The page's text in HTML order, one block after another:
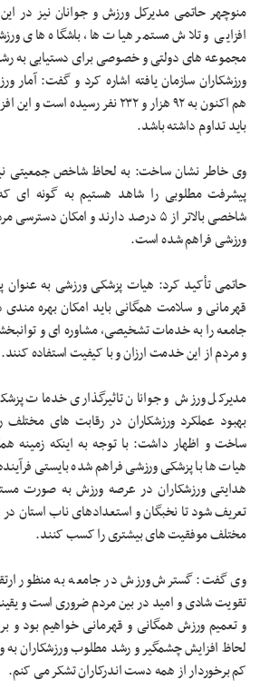
منوچهر حاتمی مدیرکل ورزش و جوانان نیز در
افزایی و تلاش مستمر هیات ها، باشگاه های
ورزشکاران سازمان یافته اشاره کرد و گفت: آمار
هم اکنون به ٩٢ هزار و ٢٣٢ نفر رسیده
باید تداوم داشته باشد.
وی خاطر نشان ساخت: به لحاظ شاخص جمعیتی
شاخصی بالاتر از ۵ درصد دارند و امکان
ورزشی فراهم شده است.
حاتمی تأکید کرد: هیات پزشکی ورزشی به عنوان
قهرمانی و سلامت همگانی باید امکان بهره
جامعه را به خدمات تشخیصی، مشاوره ای و
و مردم از این خدمت ارزان و با کیفیت استفاده کنند.
مدیرکل ورزش و جوانان تاثیرگذاری خدمات
بهبود عملکرد ورزشکاران در رقابت های مختلف
ساخت و اظهار داشت: با توجه به اینکه زمینه
هیات ها با پزشکی ورزشی فراهم شده بایستی
هدایتی ورزشکاران در عرصه ورزش به صورت
تعریف شود تا نخبگان و استعدادهای ناب استان
مختلف موفقیت های بیشتری را کسب کنند.
وی گفت: گسترش ورزش در جامعه به منظور
تقویت شادی و امید در بین مردم ضروری است و
و تعمیم ورزش همگانی و قهرمانی خواهیم بود و
لحاظ افزایش چشمگیر و رشد مطلوب ورزشکاران به
کم برخوردار از همه دست اندرکاران تشکر می کنم.